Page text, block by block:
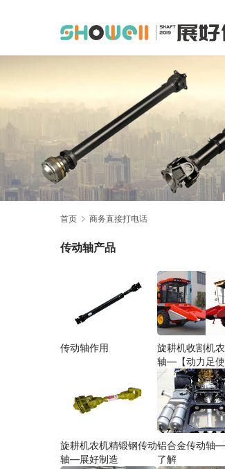
首页 商务直接打电话
传动轴产品
传动轴作用
旋耕机收割机
轴—【动力足使
久】
旋耕机农机精锻钢传动
轴—展好制造
铝合金传动轴
了解